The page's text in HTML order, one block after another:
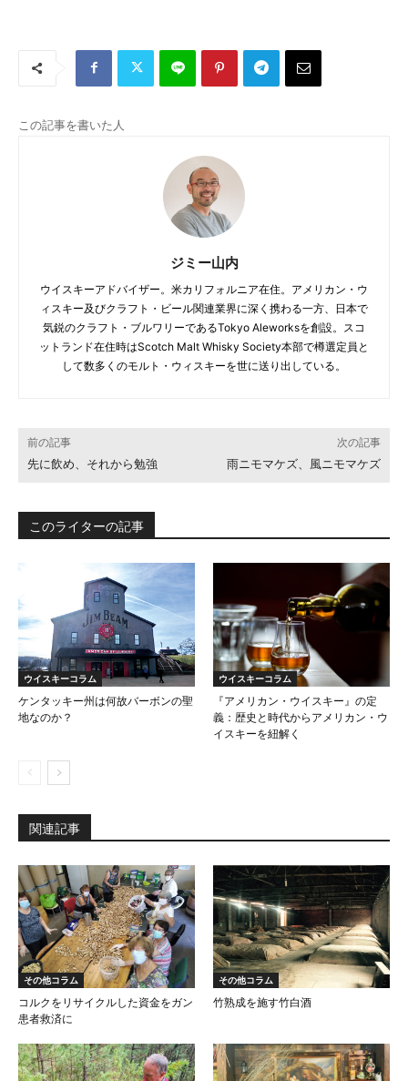
この記事を書いた人
ジミー山内
ウイスキーアドバイザー。米カリフォルニア在住。アメリカン・ウ
ィスキー及びクラフト・ビール関連業界に深く携わる一方、日本で
気鋭のクラフト・ブルワリーであるTokyo Aleworksを創設。スコ
ットランド在住時はScotch Malt Whisky Society本部で樽選定員と
して数多くのモルト・ウィスキーを世に送り出している。
前の記事
先に飲め、それから勉強
次の記事
雨ニモマケズ、風ニモマケズ
このライターの記事
ウイスキーコラム
ケンタッキー州は何故バーボンの聖
地なのか？
ウイスキーコラム
『アメリカン・ウイスキー』の定
義：歴史と時代からアメリカン・ウ
イスキーを紐解く
関連記事
その他コラム
コルクをリサイクルした資金をガン
患者救済に
その他コラム
竹熟成を施す竹白酒